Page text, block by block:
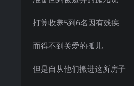
打算收养5到6名因有残疾
而得不到关爱的孤儿
但是自从他们搬进这所房子